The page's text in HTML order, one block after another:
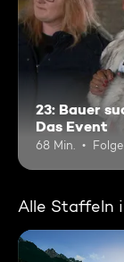
23: Bauer
Das Event
68 Min.
Alle Staffeln